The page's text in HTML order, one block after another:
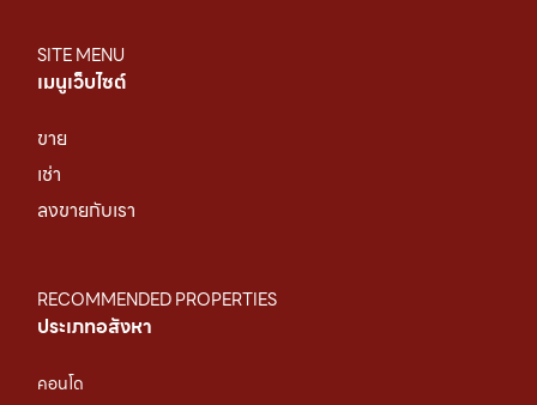
SITE MENU
เมนูเว็บไซต์
ขาย
เช่า
ลงขายกับเรา
RECOMMENDED PROPERTIES
ประเภทอสังหา
คอนโด